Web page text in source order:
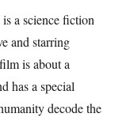
a science fiction
and starring
is about a
has a special
decode the